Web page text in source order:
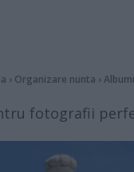
› Organizare nunta ›
fotografii